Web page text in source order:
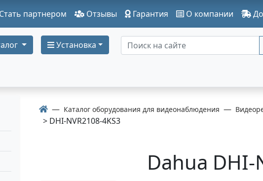
Стать партнером Отзывы Гарантия О компании
Установка
Каталог оборудования для видеонаблюдения
> DHI-NVR2108-4KS3
Dahua DHI-